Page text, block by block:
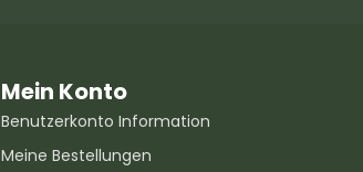
Mein Konto
Benutzerkonto Information
Meine Bestellungen